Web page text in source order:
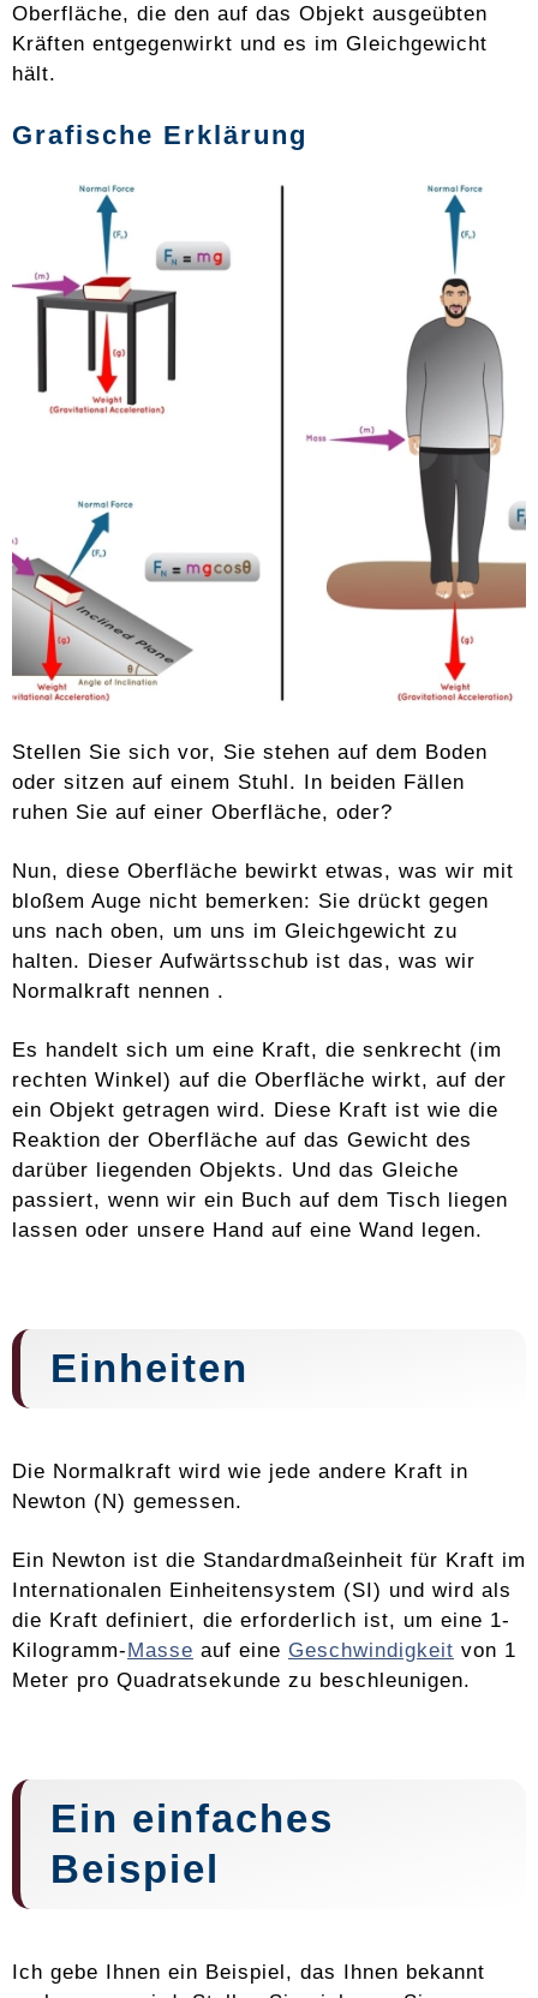
Oberfläche, die den auf das Objekt ausgeübten
Kräften entgegenwirkt und es im Gleichgewicht
hält.
Grafische Erklärung
Stellen Sie sich vor, Sie stehen auf dem Boden
oder sitzen auf einem Stuhl. In beiden Fällen
ruhen Sie auf einer Oberfläche, oder?
Nun, diese Oberfläche bewirkt etwas, was wir mit
bloßem Auge nicht bemerken: Sie drückt gegen
uns nach oben, um uns im Gleichgewicht zu
halten. Dieser Aufwärtsschub ist das, was wir
Normalkraft nennen .
Es handelt sich um eine Kraft, die senkrecht (im
rechten Winkel) auf die Oberfläche wirkt, auf der
ein Objekt getragen wird. Diese Kraft ist wie die
Reaktion der Oberfläche auf das Gewicht des
darüber liegenden Objekts. Und das Gleiche
passiert, wenn wir ein Buch auf dem Tisch liegen
lassen oder unsere Hand auf eine Wand legen.
Einheiten
Die Normalkraft wird wie jede andere Kraft in
Newton (N) gemessen.
Ein Newton ist die Standardmaßeinheit für Kraft im
Internationalen Einheitensystem (SI) und wird als
die Kraft definiert, die erforderlich ist, um eine 1-
Kilogramm-Masse auf eine Geschwindigkeit von 1
Meter pro Quadratsekunde zu beschleunigen.
Ein einfaches
Beispiel
Ich gebe Ihnen ein Beispiel, das Ihnen bekannt